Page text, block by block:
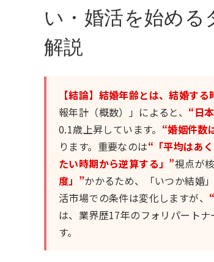
い・婚活を始め
解説
【結論】結婚年齢とは、結婚する
報年計（概数）」によると、 “日
0.1歳上昇しています。 “婚姻件数
ります。重要なのは“「平均はあ
たい時期から逆算する」”視点が
度」”かかるため、「いつか結婚
活市場での条件は変化しますが、
は、業界歴17年のフォリパート
す。